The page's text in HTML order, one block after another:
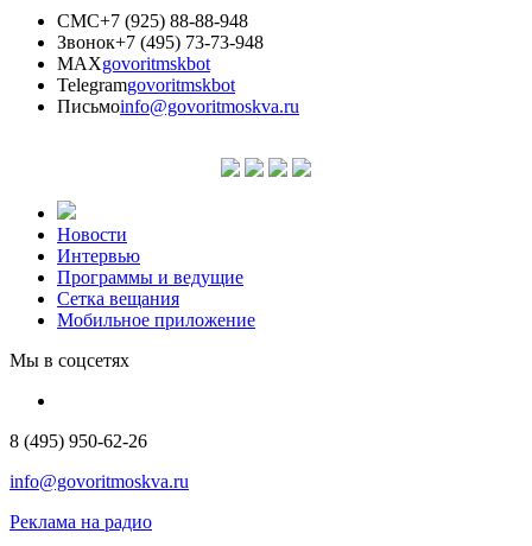
СМС+7 (925) 88-88-948
Звонок+7 (495) 73-73-948
MAXgovoritmskbot
Telegramgovoritmskbot
Письмоinfo@govoritmoskva.ru
Новости
Интервью
Программы и ведущие
Сетка вещания
Мобильное приложение
Мы в соцсетях
8 (495) 950-62-26
info@govoritmoskva.ru
Реклама на радио